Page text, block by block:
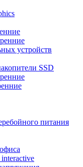
устройств
SSD
питания